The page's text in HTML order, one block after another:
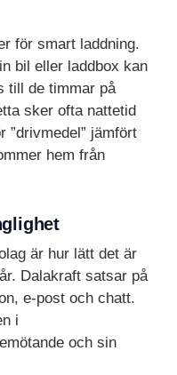
för smart laddning.
bil eller laddbox kan
till de timmar på
sker ofta nattetid
”drivmedel” jämfört
hem från
är hur lätt det är
Dalakraft satsar på
e-post och chatt.
i
och sin